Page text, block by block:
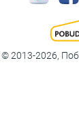
© 2013-2026,